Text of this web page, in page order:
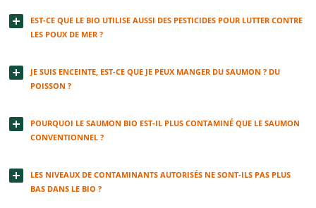
EST-CE QUE LE BIO UTILISE AUSSI DES PESTICIDES POUR LUTTER CONTRE
LES POUX DE MER ?
JE SUIS ENCEINTE, EST-CE QUE JE PEUX MANGER DU SAUMON ? DU
POISSON ?
POURQUOI LE SAUMON BIO EST-IL PLUS CONTAMINÉ QUE LE SAUMON
CONVENTIONNEL ?
LES NIVEAUX DE CONTAMINANTS AUTORISÉS NE SONT-ILS PAS PLUS
BAS DANS LE BIO ?